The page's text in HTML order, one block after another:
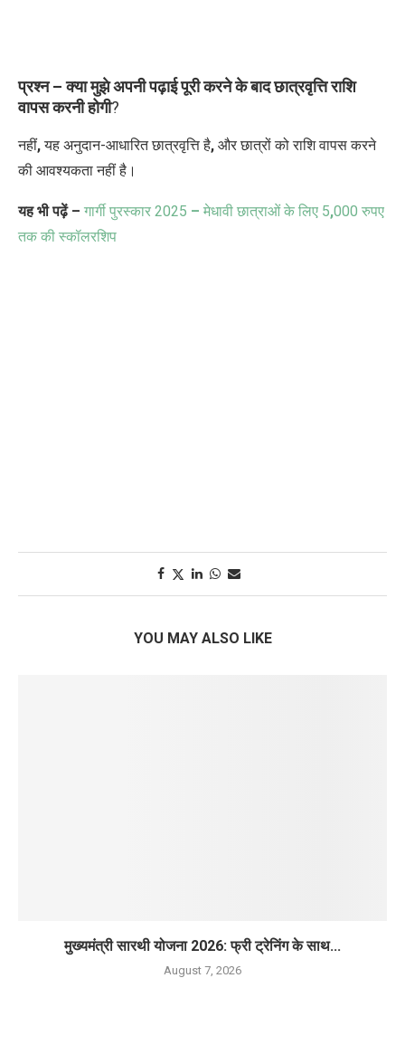
प्रश्न – क्या मुझे अपनी पढ़ाई पूरी करने के बाद छात्रवृत्ति राशि
वापस करनी होगी?
नहीं,यह अनुदान-आधारित छात्रवृत्ति है, और छात्रों को राशि वापस करने
की आवश्यकता नहीं है।
यह भी पढ़ें – गार्गी पुरस्कार 2025 – मेधावी छात्राओं के लिए 5,000 रुपए
तक की स्कॉलरशिप
YOU MAY ALSO LIKE
मुख्यमंत्री सारथी योजना 2026: फ्री ट्रेनिंग के साथ...
August 7, 2026